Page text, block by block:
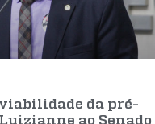
viabilidade da pré-
ao Senado